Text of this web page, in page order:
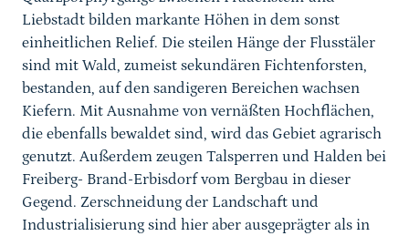
Liebstadt bilden markante Höhen in dem sonst
einheitlichen Relief. Die steilen Hänge der Flusstäler
sind mit Wald, zumeist sekundären Fichtenforsten,
bestanden, auf den sandigeren Bereichen wachsen
Kiefern. Mit Ausnahme von vernäßten Hochflächen,
die ebenfalls bewaldet sind, wird das Gebiet agrarisch
genutzt. Außerdem zeugen Talsperren und Halden bei
Freiberg- Brand-Erbisdorf vom Bergbau in dieser
Gegend. Zerschneidung der Landschaft und
Industrialisierung sind hier aber ausgeprägter als in